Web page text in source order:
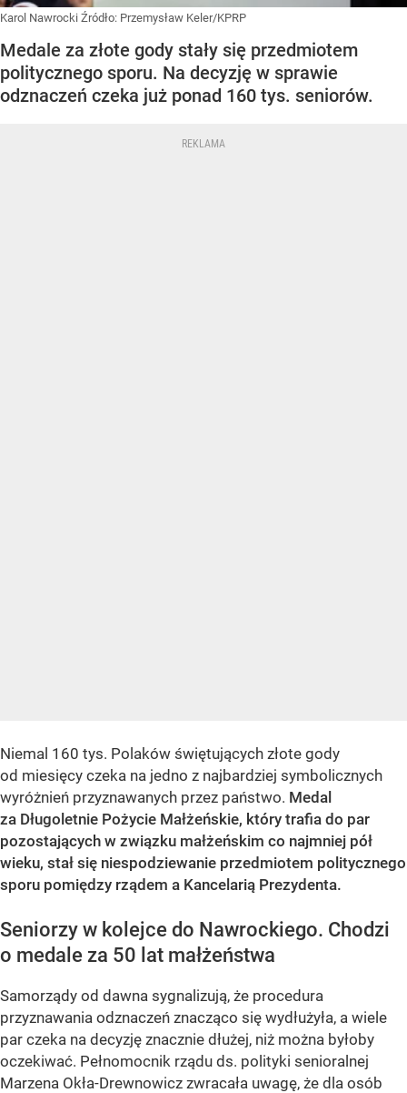
Karol Nawrocki Źródło: Przemysław Keler/KPRP
Medale za złote gody stały się przedmiotem
politycznego sporu. Na decyzję w sprawie
odznaczeń czeka już ponad 160 tys. seniorów.
Niemal 160 tys. Polaków świętujących złote gody
od miesięcy czeka na jedno z najbardziej symbolicznych
wyróżnień przyznawanych przez państwo. Medal
za Długoletnie Pożycie Małżeńskie, który trafia do par
pozostających w związku małżeńskim co najmniej pół
wieku, stał się niespodziewanie przedmiotem politycznego
sporu pomiędzy rządem a Kancelarią Prezydenta.
Seniorzy w kolejce do Nawrockiego. Chodzi
o medale za 50 lat małżeństwa
Samorządy od dawna sygnalizują, że procedura
przyznawania odznaczeń znacząco się wydłużyła, a wiele
par czeka na decyzję znacznie dłużej, niż można byłoby
oczekiwać. Pełnomocnik rządu ds. polityki senioralnej
Marzena Okła-Drewnowicz zwracała uwagę, że dla osób